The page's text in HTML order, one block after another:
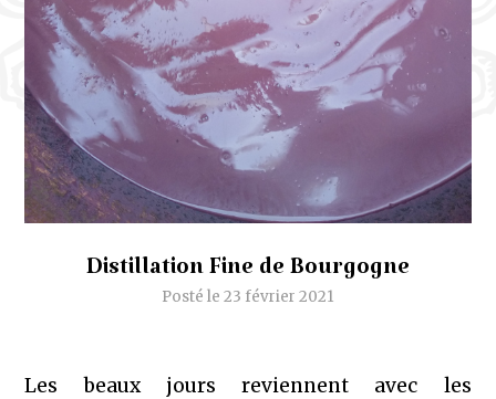
Distillation Fine de Bourgogne
Posté le 23 février 2021
Les beaux jours reviennent avec les